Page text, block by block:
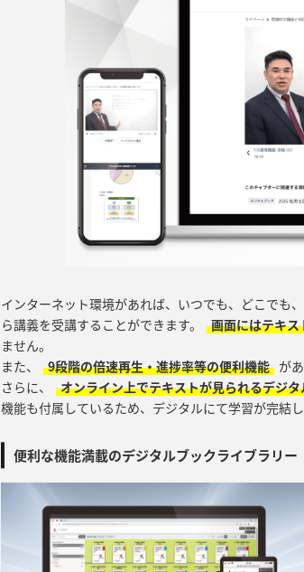
インターネット環境があれば、いつでも、どこでも
ら講義を受講することができます。
画面にはテキス
ません。
また、
9段階の倍速再生・進捗率等の便利機能 が
さらに、
オンライン上でテキストが見られるデジ
機能も付属しているため、デジタルにて学習が完結し
便利な機能満載のデジタルブックライブラリー